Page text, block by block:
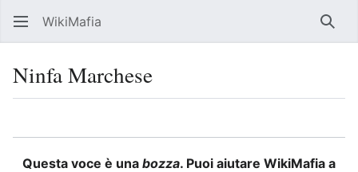
WikiMafia
Ninfa Marchese
Questa voce è una bozza. Puoi aiutare WikiMafia a